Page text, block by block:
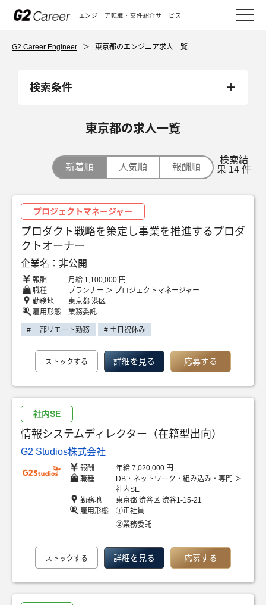
エンジニア転職・案件紹介サービス
G2 Career Engineer ＞ 東京都のエンジニア求人一覧
検索条件
東京都の求人一覧
新着順 人気順 報酬順
検索結
果 14 件
プロジェクトマネージャー
プロダクト戦略を策定し事業を推進するプロダ
クトオーナー
企業名：非公開
報酬
月給 1,100,000 円
職種
プランナー ＞ プロジェクトマネージャー
勤務地
東京都 港区
雇用形態
業務委託
# 一部リモート勤務 # 土日祝休み
ストックする 詳細を見る 応募する
社内SE
情報システムディレクター（在籍型出向）
G2 Studios株式会社
報酬
年給 7,020,000 円
職種
DB・ネットワーク・組み込み・専門 ＞
社内SE
勤務地
東京都 渋谷区 渋谷1-15-21
雇用形態
①正社員
②業務委託
ストックする 詳細を見る 応募する